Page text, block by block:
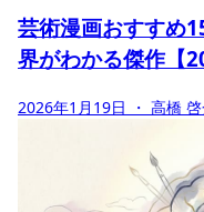
芸術漫画おすすめ
界がわかる傑作【
2026年1月19日 ・ 高橋